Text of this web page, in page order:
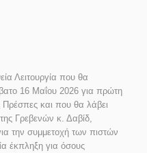
Λειτουργία που θα
16 Μαΐου 2026 για πρώτη
Πρέσπες και που θα λάβει
Γρεβενών κ. Δαβίδ,
την συμμετοχή των πιστών
έκπληξη για όσους